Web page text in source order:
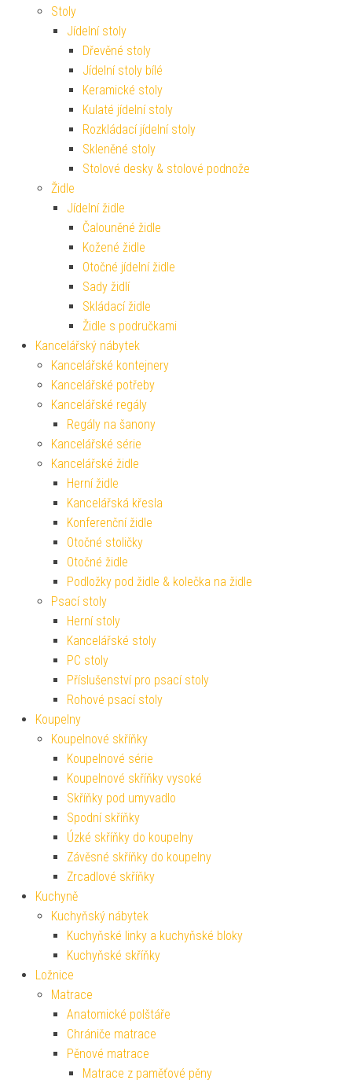
Stoly
Jídelní stoly
Dřevěné stoly
Jídelní stoly bílé
Keramické stoly
Kulaté jídelní stoly
Rozkládací jídelní stoly
Skleněné stoly
Stolové desky & stolové podnože
Židle
Jídelní židle
Čalouněné židle
Kožené židle
Otočné jídelní židle
Sady židlí
Skládací židle
Židle s područkami
Kancelářský nábytek
Kancelářské kontejnery
Kancelářské potřeby
Kancelářské regály
Regály na šanony
Kancelářské série
Kancelářské židle
Herní židle
Kancelářská křesla
Konferenční židle
Otočné stoličky
Otočné židle
Podložky pod židle & kolečka na židle
Psací stoly
Herní stoly
Kancelářské stoly
PC stoly
Příslušenství pro psací stoly
Rohové psací stoly
Koupelny
Koupelnové skříňky
Koupelnové série
Koupelnové skříňky vysoké
Skříňky pod umyvadlo
Spodní skříňky
Úzké skříňky do koupelny
Závěsné skříňky do koupelny
Zrcadlové skříňky
Kuchyně
Kuchyňský nábytek
Kuchyňské linky a kuchyňské bloky
Kuchyňské skříňky
Ložnice
Matrace
Anatomické polštáře
Chrániče matrace
Pěnové matrace
Matrace z paměťové pěny